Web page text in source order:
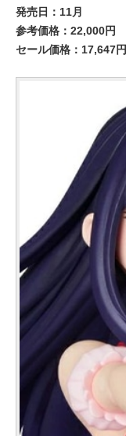
発売日：11月
参考価格：22,000円
セール価格：17,647円